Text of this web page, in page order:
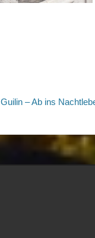
Nächster
Guilin – Ab ins